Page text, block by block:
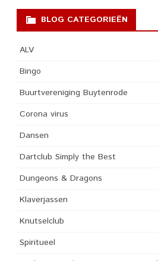
BLOG CATEGORIEËN
ALV
Bingo
Buurtvereniging Buytenrode
Corona virus
Dansen
Dartclub Simply the Best
Dungeons & Dragons
Klaverjassen
Knutselclub
Spiritueel